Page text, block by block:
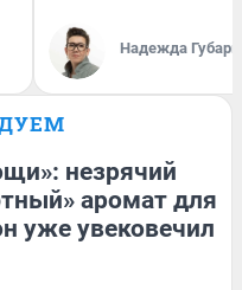
Надежда Губарь
незрячий
аромат для
уже увековечил